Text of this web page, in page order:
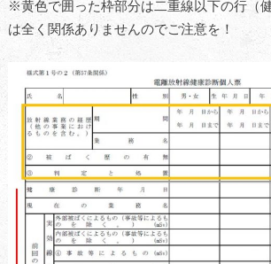
※黄色で囲った枠部分は二重線以下の行（
は全く関係ありませんのでご注意を！